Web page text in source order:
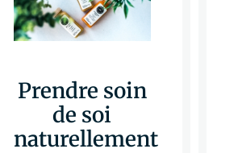
Prendre soin
de soi
naturellement